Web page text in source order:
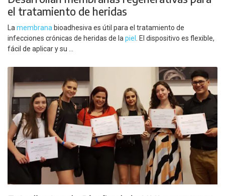
el tratamiento de heridas
La membrana bioadhesiva es útil para el tratamiento de
infecciones crónicas de heridas de la piel
. El dispositivo es flexible,
fácil de aplicar y su ...